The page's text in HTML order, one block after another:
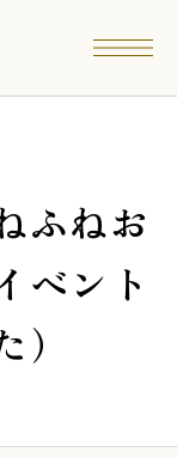
ふねお
ベント